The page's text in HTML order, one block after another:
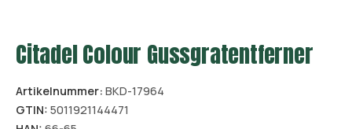
Citadel Colour Gussgratentferner
Artikelnummer: BKD-17964
GTIN: 5011921144471